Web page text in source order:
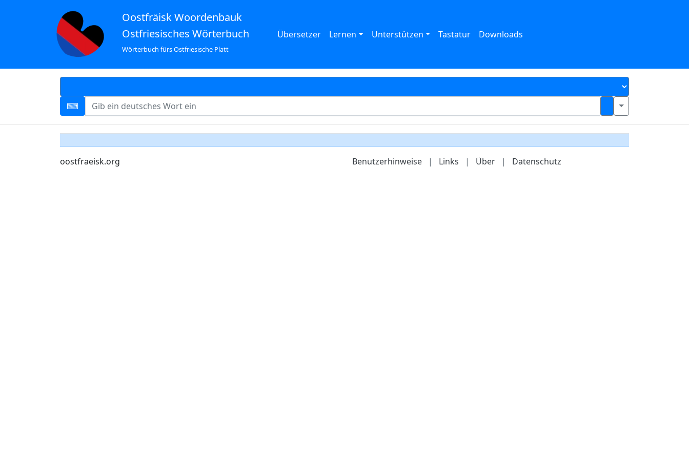
Oostfräisk Woordenbauk
Ostfriesisches Wörterbuch
Wörterbuch fürs Ostfriesische Platt
Übersetzer Lernen Unterstützen Tastatur Downloads
oostfraeisk.org Benutzerhinweise | Links | Über | Datenschutz